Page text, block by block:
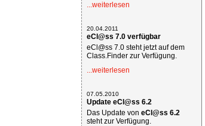
...weiterlesen
20.04.2011
eCl@ss 7.0 verfügbar
eCl@ss 7.0 steht jetzt auf dem
Class.Finder zur Verfügung.
...weiterlesen
07.05.2010
Update eCl@ss 6.2
Das Update von eCl@ss 6.2
steht zur Verfügung.